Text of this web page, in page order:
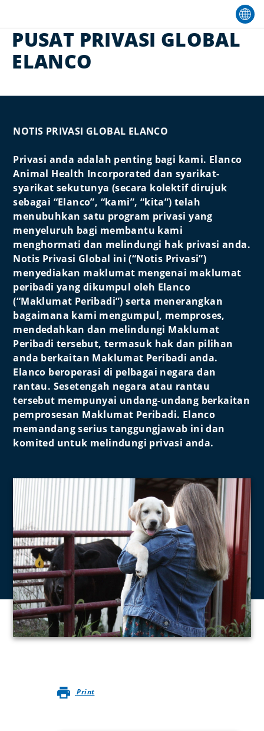
PUSAT PRIVASI GLOBAL
ELANCO
NOTIS PRIVASI GLOBAL ELANCO
Privasi anda adalah penting bagi kami. Elanco
Animal Health Incorporated dan syarikat-
syarikat sekutunya (secara kolektif dirujuk
sebagai “Elanco”, “kami”, “kita”) telah
menubuhkan satu program privasi yang
menyeluruh bagi membantu kami
menghormati dan melindungi hak privasi anda.
Notis Privasi Global ini (“Notis Privasi”)
menyediakan maklumat mengenai maklumat
peribadi yang dikumpul oleh Elanco
(“Maklumat Peribadi”) serta menerangkan
bagaimana kami mengumpul, memproses,
mendedahkan dan melindungi Maklumat
Peribadi tersebut, termasuk hak dan pilihan
anda berkaitan Maklumat Peribadi anda.
Elanco beroperasi di pelbagai negara dan
rantau. Sesetengah negara atau rantau
tersebut mempunyai undang-undang berkaitan
pemprosesan Maklumat Peribadi. Elanco
memandang serius tanggungjawab ini dan
komited untuk melindungi privasi anda.
Print